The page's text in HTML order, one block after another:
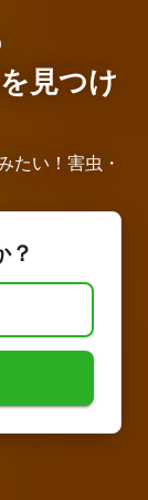
見つけ
たい！害虫・
？